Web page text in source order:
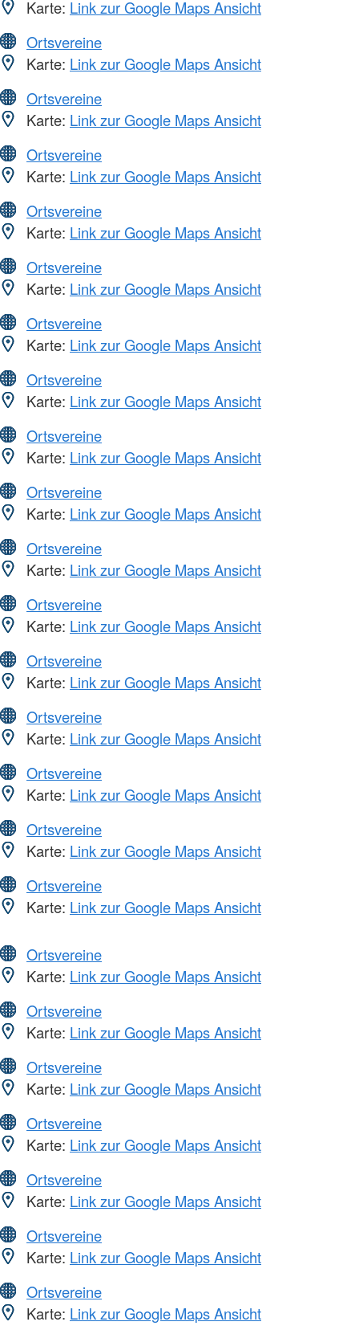
Karte: Link zur Google Maps Ansicht
Ortsvereine
Karte: Link zur Google Maps Ansicht
Ortsvereine
Karte: Link zur Google Maps Ansicht
Ortsvereine
Karte: Link zur Google Maps Ansicht
Ortsvereine
Karte: Link zur Google Maps Ansicht
Ortsvereine
Karte: Link zur Google Maps Ansicht
Ortsvereine
Karte: Link zur Google Maps Ansicht
Ortsvereine
Karte: Link zur Google Maps Ansicht
Ortsvereine
Karte: Link zur Google Maps Ansicht
Ortsvereine
Karte: Link zur Google Maps Ansicht
Ortsvereine
Karte: Link zur Google Maps Ansicht
Ortsvereine
Karte: Link zur Google Maps Ansicht
Ortsvereine
Karte: Link zur Google Maps Ansicht
Ortsvereine
Karte: Link zur Google Maps Ansicht
Ortsvereine
Karte: Link zur Google Maps Ansicht
Ortsvereine
Karte: Link zur Google Maps Ansicht
Ortsvereine
Karte: Link zur Google Maps Ansicht
Ortsvereine
Karte: Link zur Google Maps Ansicht
Ortsvereine
Karte: Link zur Google Maps Ansicht
Ortsvereine
Karte: Link zur Google Maps Ansicht
Ortsvereine
Karte: Link zur Google Maps Ansicht
Ortsvereine
Karte: Link zur Google Maps Ansicht
Ortsvereine
Karte: Link zur Google Maps Ansicht
Ortsvereine
Karte: Link zur Google Maps Ansicht